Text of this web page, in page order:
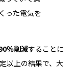
った電気を
％削減することに
以上の結果で、大